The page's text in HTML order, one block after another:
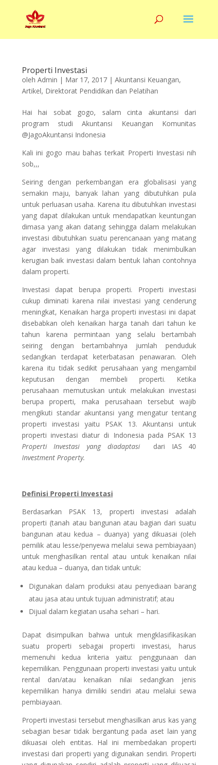
Properti Investasi
oleh Admin | Mar 17, 2017| Akuntansi Keuangan,
Artikel, Direktorat Pendidikan dan Pelatihan
Hai hai sobat gogo, salam cinta akuntansi dari
program studi Akuntansi Keuangan Komunitas
@JagoAkuntansi Indonesia
Kali ini gogo mau bahas terkait Properti Investasi nih
sob,,,
Seiring dengan perkembangan era globalisasi yang
semakin maju, banyak lahan yang dibutuhkan pula
untuk perluasan usaha. Karena itu dibutuhkan investasi
yang dapat dilakukan untuk mendapatkan keuntungan
dimasa yang akan datang sehingga dalam melakukan
investasi dibutuhkan suatu perencanaan yang matang
agar investasi yang dilakukan tidak menimbulkan
kerugian baik investasi dalam bentuk lahan contohnya
dalam properti.
Investasi dapat berupa properti. Properti investasi
cukup diminati karena nilai investasi yang cenderung
meningkat, Kenaikan harga properti investasi ini dapat
disebabkan oleh kenaikan harga tanah dari tahun ke
tahun karena permintaan yang selalu bertambah
seiring dengan bertambahnya jumlah penduduk
sedangkan terdapat keterbatasan penawaran. Oleh
karena itu tidak sedikit perusahaan yang mengambil
keputusan dengan membeli properti. Ketika
perusahaan memutuskan untuk melakukan investasi
berupa properti, maka perusahaan tersebut wajib
mengikuti standar akuntansi yang mengatur tentang
properti investasi yaitu PSAK 13. Akuntansi untuk
properti investasi diatur di Indonesia pada PSAK 13
Properti Investasi yang diadaptasi
dari IAS 40
Investment Property.
Definisi Properti Investasi
Berdasarkan PSAK 13, properti investasi adalah
properti (tanah atau bangunan atau bagian dari suatu
bangunan atau kedua – duanya) yang dikuasai (oleh
pemilik atau lesse/penyewa melalui sewa pembiayaan)
untuk menghasilkan rental atau untuk kenaikan nilai
atau kedua – duanya, dan tidak untuk:
Digunakan dalam produksi atau penyediaan barang
atau jasa atau untuk tujuan administratif; atau
Dijual dalam kegiatan usaha sehari – hari.
Dapat disimpulkan bahwa untuk mengklasifikasikan
suatu properti sebagai properti investasi, harus
memenuhi kedua kriteria yaitu: penggunaan dan
kepemilikan. Penggunaan properti investasi yaitu untuk
rental dan/atau kenaikan nilai sedangkan jenis
kepemilikan hanya dimiliki sendiri atau melalui sewa
pembiayaan.
Properti investasi tersebut menghasilkan arus kas yang
sebagian besar tidak bergantung pada aset lain yang
dikuasai oleh entitas. Hal ini membedakan properti
investasi dari properti yang digunakan sendiri. Properti